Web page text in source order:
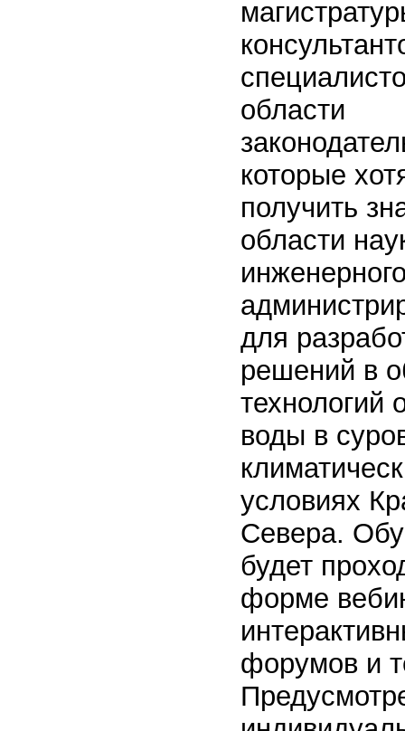
области
которые
получить
области
для
решений в
технологий
воды в
условиях
Севера.
будет
форме
форумов и